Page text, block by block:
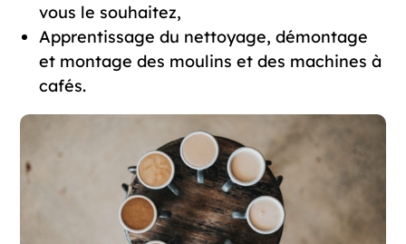
vous le souhaitez,
Apprentissage du nettoyage, démontage
et montage des moulins et des machines à
cafés.